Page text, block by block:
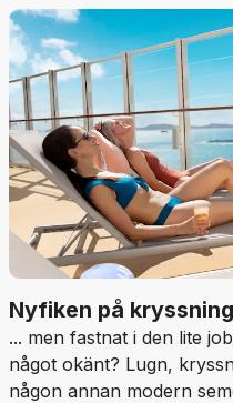
Nyfiken på
... men fastnat i den lite
något okänt? Lugn,
någon annan modern